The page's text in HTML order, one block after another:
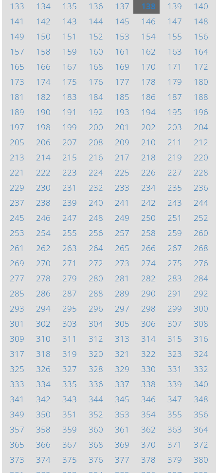
133
134 135 136 137 138 139
140
141
142 143 144 145 146 147
148
149
150 151 152 153 154 155
156
157
158 159 160 161 162 163
164
165
166 167 168 169 170 171
172
173
174 175 176 177 178 179
180
181
182 183 184 185 186 187
188
189
190 191 192 193 194 195
196
197
198 199 200 201 202 203
204
205
206 207 208 209 210 211
212
213
214 215 216 217 218 219
220
221
222 223 224 225 226 227
228
229
230 231 232 233 234 235
236
237
238 239 240 241 242 243
244
245
246 247 248 249 250 251
252
253
254 255 256 257 258 259
260
261
262 263 264 265 266 267
268
269
270 271 272 273 274 275
276
277
278 279 280 281 282 283
284
285
286 287 288 289 290 291
292
293
294 295 296 297 298 299
300
301
302 303 304 305 306 307
308
309
310 311 312 313 314 315
316
317
318 319 320 321 322 323
324
325
326 327 328 329 330 331
332
333
334 335 336 337 338 339
340
341
342 343 344 345 346 347
348
349
350 351 352 353 354 355
356
357
358 359 360 361 362 363
364
365
366 367 368 369 370 371
372
373
374 375 376 377 378 379
380